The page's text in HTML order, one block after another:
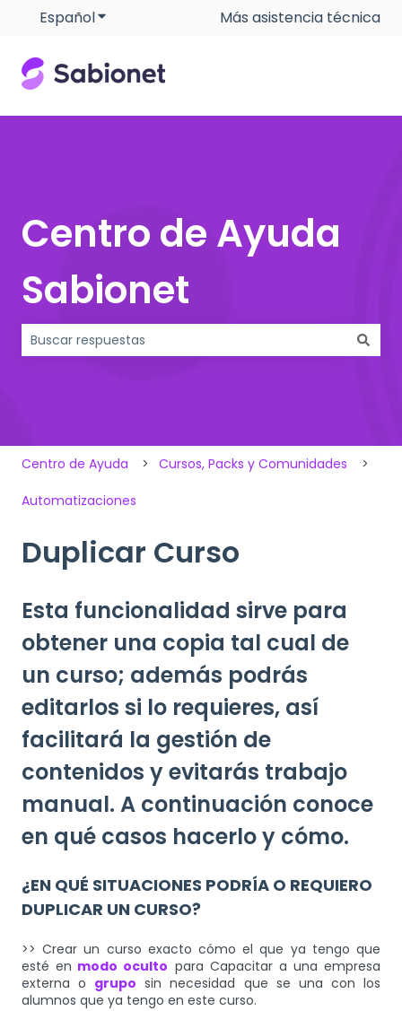
EspañolTraducciones de Mostrar submenú de
Más asistencia técnica
Centro de Ayuda
Sabionet
Centro de Ayuda Cursos, Packs y Comunidades
Automatizaciones
Duplicar Curso
Esta funcionalidad sirve para
obtener una copia tal cual de
un curso; además podrás
editarlos si lo requieres, así
facilitará la gestión de
contenidos y evitarás trabajo
manual. A continuación conoce
en qué casos hacerlo y cómo.
¿EN QUÉ SITUACIONES PODRÍA O REQUIERO
DUPLICAR UN CURSO?
>> Crear un curso exacto cómo el que ya tengo que
esté en modo oculto para Capacitar a una empresa
externa o grupo sin necesidad que se una con los
alumnos que ya tengo en este curso.